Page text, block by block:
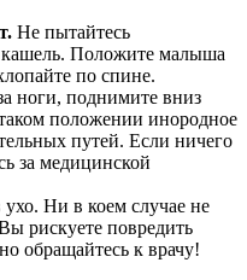
Не пытайтесь
кашель. Положите малыша
по спине.
ноги, поднимите вниз
положении инородное
путей. Если ничего
за медицинской
ухо. Ни в коем случае не
рискуете повредить
обращайтесь к врачу!